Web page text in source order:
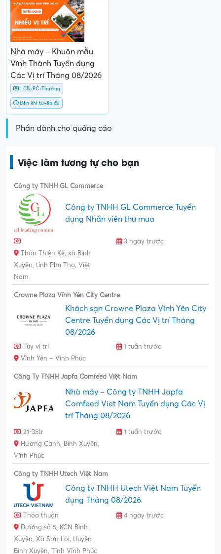
Nhà máy – Khuôn mẫu
Vĩnh Thành Tuyển dụng
Các Vị trí Tháng 08/2026
LCB+PC+Thưởng
Đến khi tuyển đủ
Phần dành cho quảng cáo
Việc làm tương tự cho bạn
Công ty TNHH GL Commerce
Công ty TNHH GL Commerce Tuyển
dụng Nhân viên thu mua
3 ngày trước
Thôn Thiện Kế, xã Bình
Xuyên, tỉnh Phú Thọ, Việt
Nam
Crowne Plaza Vĩnh Yên City Centre
Khách sạn Crowne Plaza Vĩnh Yên City
Centre Tuyển dụng Các Vị trí Tháng
08/2026
Tùy vị trí
1 tuần trước
Vĩnh Yên – Vĩnh Phúc
Công Ty TNHH Japfa Comfeed Việt Nam
Nhà máy – Công ty TNHH Japfa
Comfeed Viet Nam Tuyển dụng Các Vị
trí Tháng 08/2026
21-35tr
1 tuần trước
Hương Canh, Bình Xuyên,
Vĩnh Phúc
Công ty TNHH Utech Việt Nam
Công ty TNHH Utech Việt Nam Tuyển
dụng Tháng 08/2026
Thỏa thuận
4 ngày trước
Đường số 5, KCN Bình
Xuyên, Xã Sơn Lôi, Huyện
Bình Xuyên, Tỉnh Vĩnh Phúc